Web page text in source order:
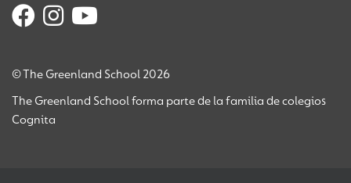
© The Greenland School 2026
The Greenland School forma parte de la familia de colegios
Cognita